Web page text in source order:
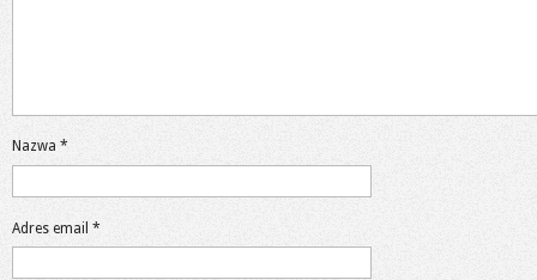
Nazwa *
Adres email *